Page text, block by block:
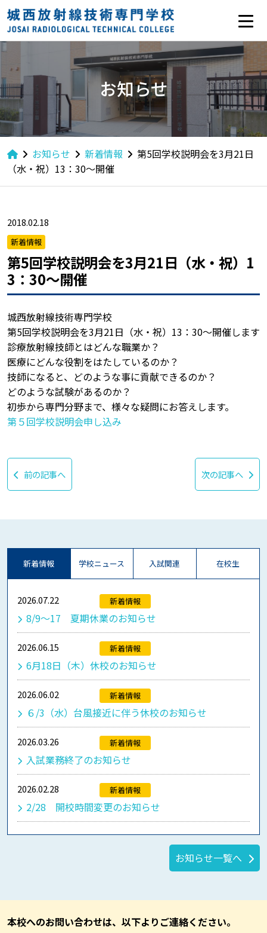
お知らせ
お知らせ 新着情報
第5回学校説明会を3月21日
（水・祝）13：30〜開催
2018.02.18
新着情報
第5回学校説明会を3月21日（水・祝）1
3：30〜開催
城西放射線技術専門学校
第5回学校説明会を3月21日（水・祝）13：30〜開催します
診療放射線技師とはどんな職業か？
医療にどんな役割をはたしているのか？
技師になると、どのような事に貢献できるのか？
どのような試験があるのか？
初歩から専門分野まで、様々な疑問にお答えします。
第５回学校説明会申し込み
前の記事へ 次の記事へ
新着情報 学校ニュース 入試関連 在校生
2026.07.22 新着情報
8/9～17 夏期休業のお知らせ
2026.06.15 新着情報
6月18日（木）休校のお知らせ
2026.06.02 新着情報
６/3（水）台風接近に伴う休校のお知らせ
2026.03.26 新着情報
入試業務終了のお知らせ
2026.02.28 新着情報
2/28 開校時間変更のお知らせ
お知らせ一覧へ
本校へのお問い合わせは、以下よりご連絡ください。